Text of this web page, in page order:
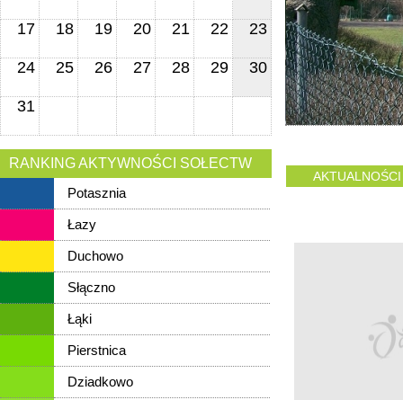
17 18 19 20 21 22 23
24 25 26 27 28 29 30
31
RANKING AKTYWNOŚCI SOŁECTW
Potasznia
Łazy
Duchowo
Słączno
Łąki
Pierstnica
Dziadkowo
AKTUALNOŚCI